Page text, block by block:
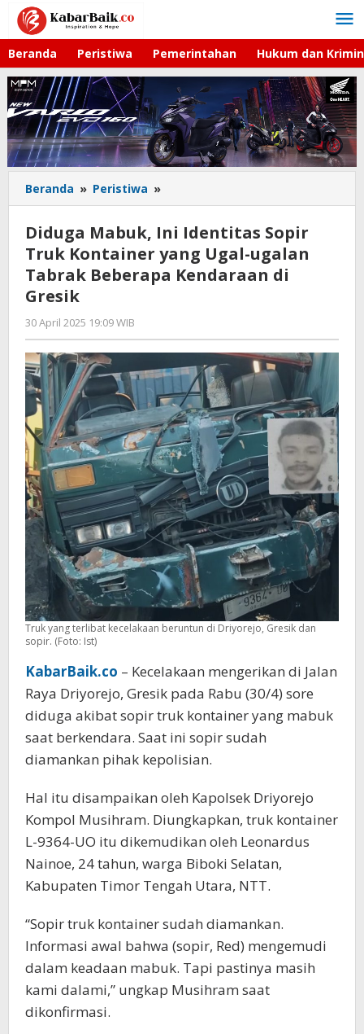
Lewati
konten
Beranda Peristiwa Pemerintahan Hukum dan
Beranda » Peristiwa »
Mabuk,
Ini
Identitas
Sopir
Truk
ugalan
Beberapa
Kendaraan
di
Gresik
Diduga Mabuk, Ini Identitas Sopir
Truk Kontainer yang Ugal-ugalan
Tabrak Beberapa Kendaraan di
Gresik
30 April 2025 19:09 WIB
Andika
DP
Truk yang terlibat kecelakaan beruntun di Driyorejo, Gresik dan
sopir. (Foto: Ist)
KabarBaik.co – Kecelakaan mengerikan di Jalan
Raya Driyorejo, Gresik pada Rabu (30/4) sore
diduga akibat sopir truk kontainer yang mabuk
saat berkendara. Saat ini sopir sudah
diamankan pihak kepolisian.
Hal itu disampaikan oleh Kapolsek Driyorejo
Kompol Musihram. Diungkapkan, truk kontainer
L-9364-UO itu dikemudikan oleh Leonardus
Nainoe, 24 tahun, warga Biboki Selatan,
Kabupaten Timor Tengah Utara, NTT.
“Sopir truk kontainer sudah diamankan.
Informasi awal bahwa (sopir, Red) mengemudi
dalam keadaan mabuk. Tapi pastinya masih
kami dalami,” ungkap Musihram saat
dikonfirmasi.